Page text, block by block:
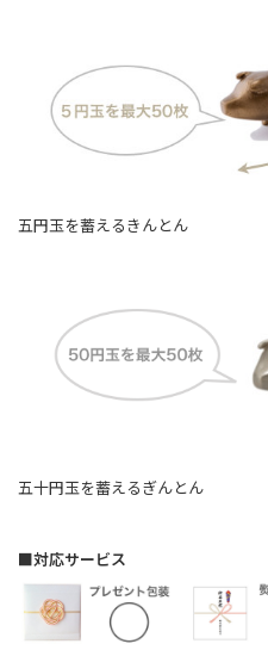
五円玉を蓄えるきんとん
五十円玉を蓄えるぎんとん
■対応サービス